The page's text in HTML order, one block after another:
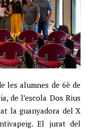
les alumnes de 6è de
de l’escola Dos Rius
la guanyadora del X
El jurat del